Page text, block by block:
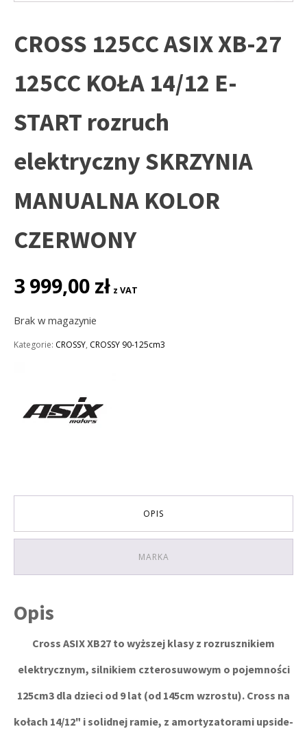
CROSS 125CC ASIX XB-27
125CC KOŁA 14/12 E-
START rozruch
elektryczny SKRZYNIA
MANUALNA KOLOR
CZERWONY
3 999,00 zł z VAT
Brak w magazynie
Kategorie: CROSSY, CROSSY 90-125cm3
OPIS
MARKA
Opis
Cross ASIX XB27 to wyższej klasy z rozrusznikiem
elektrycznym, silnikiem czterosuwowym o pojemności
125cm3 dla dzieci od 9 lat (od 145cm wzrostu). Cross na
kołach 14/12" i solidnej ramie, z amortyzatorami upside-